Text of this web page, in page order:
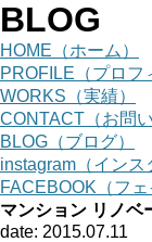
BLOG
HOME（ホーム）
PROFILE（プロフ
WORKS（実績）
CONTACT（お問い
BLOG（ブログ）
instagram（インス
FACEBOOK（フェ
マンション リノベ
date: 2015.07.11